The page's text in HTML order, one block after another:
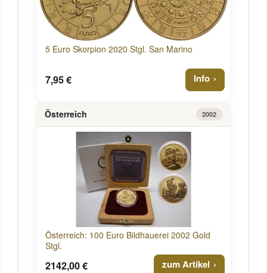
5 Euro Skorpion 2020 Stgl. San Marino
7,95 € Info
Österreich 2002
Österreich: 100 Euro Bildhauerei 2002 Gold
Stgl.
2142,00 € zum Artikel